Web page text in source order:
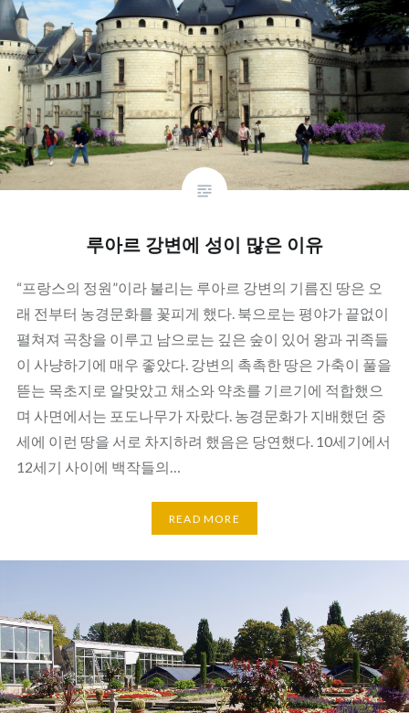
루아르 강변에 성이 많은 이유
“프랑스의 정원”이라 불리는 루아르 강변의 기름진 땅은 오
래 전부터 농경문화를 꽃피게 했다. 북으로는 평야가 끝없이
펼쳐져 곡창을 이루고 남으로는 깊은 숲이 있어 왕과 귀족들
이 사냥하기에 매우 좋았다. 강변의 촉촉한 땅은 가축이 풀을
뜯는 목초지로 알맞았고 채소와 약초를 기르기에 적합했으
며 사면에서는 포도나무가 자랐다. 농경문화가 지배했던 중
세에 이런 땅을 서로 차지하려 했음은 당연했다. 10세기에서
12세기 사이에 백작들의…
READ MORE